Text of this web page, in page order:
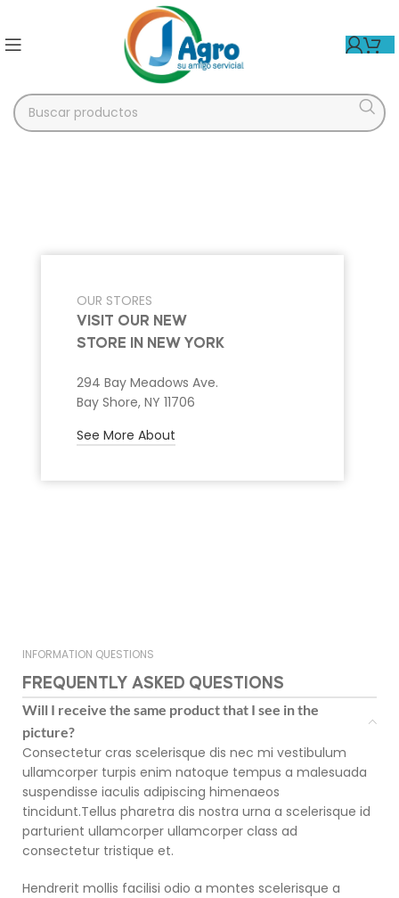
OUR STORES
VISIT OUR NEW
STORE IN NEW YORK
294 Bay Meadows Ave.
Bay Shore, NY 11706
See More About
INFORMATION QUESTIONS
FREQUENTLY ASKED QUESTIONS
Will I receive the same product that I see in the
picture?
Consectetur cras scelerisque dis nec mi vestibulum
ullamcorper turpis enim natoque tempus a malesuada
suspendisse iaculis adipiscing himenaeos
tincidunt.Tellus pharetra dis nostra urna a scelerisque id
parturient ullamcorper ullamcorper class ad
consectetur tristique et.
Hendrerit mollis facilisi odio a montes scelerisque a